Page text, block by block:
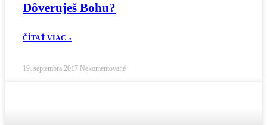
Dôveruješ Bohu?
ČÍTAŤ VIAC »
19. septembra 2017 Nekomentované